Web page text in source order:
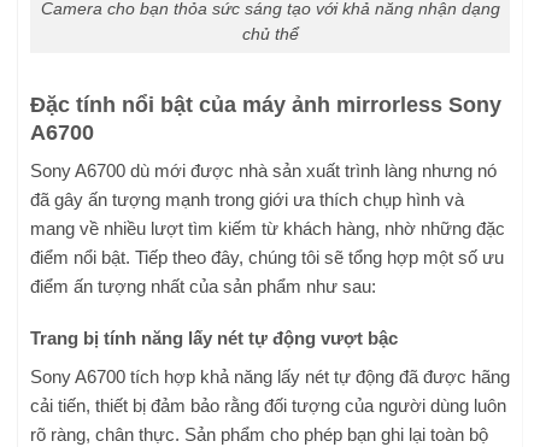
Camera cho bạn thỏa sức sáng tạo với khả năng nhận dạng
chủ thể
Đặc tính nổi bật của máy ảnh mirrorless Sony
A6700
Sony A6700 dù mới được nhà sản xuất trình làng nhưng nó
đã gây ấn tượng mạnh trong giới ưa thích chụp hình và
mang về nhiều lượt tìm kiếm từ khách hàng, nhờ những đặc
điểm nổi bật. Tiếp theo đây, chúng tôi sẽ tổng hợp một số ưu
điểm ấn tượng nhất của sản phẩm như sau:
Trang bị tính năng lấy nét tự động vượt bậc
Sony A6700 tích hợp khả năng lấy nét tự động đã được hãng
cải tiến, thiết bị đảm bảo rằng đối tượng của người dùng luôn
rõ ràng, chân thực. Sản phẩm cho phép bạn ghi lại toàn bộ